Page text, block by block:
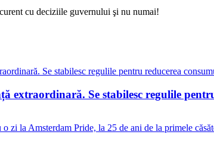
cu deciziile guvernului şi nu numai!
extraordinară. Se stabilesc regulile